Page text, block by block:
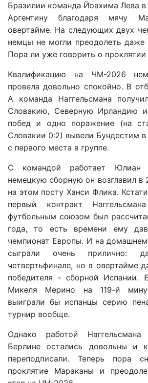
Бразилии команда Йоахима Лева в
Аргентину благодаря мячу
овертайме. На следующих двух
немцы не могли преодолеть даже
Пора ли уже говорить о
Квалификацию на ЧМ-2026
провела довольно спокойно. В
А команда Наггельсмана
Словакию, Северную Ирландию
побед и одно поражение (на
Словакии 0:2) вывели Бундестим в
с первого места в группе.
С командой работает Юлиан
немецкую сборную он возглавил в
на этом посту Ханси Флика.
первый контракт
футбольным союзом был
года, то есть времени ему
чемпионат Европы. И на
сыграли очень прилично:
четвертьфинале, но в овертайме
победителя - сборной Испании.
Микеля Мерино на 119-й
выиграли бы испанцы серию
турнир вообще.
Однако работой
Берлине остались довольны и
переподписали. Теперь пора
проклятие Мараканы и